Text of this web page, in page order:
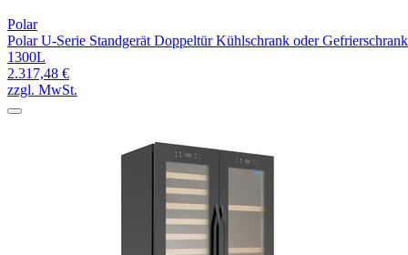
Polar
Polar U-Serie Standgerät Doppeltür Kühlschrank oder Gefrierschrank
1300L
2.317,48 €
zzgl. MwSt.